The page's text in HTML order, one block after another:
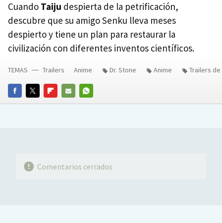
Cuando Taiju despierta de la petrificación,
descubre que su amigo Senku lleva meses
despierto y tiene un plan para restaurar la
civilización con diferentes inventos científicos.
FACEBOOKTWITTERFLIPBOARD
E-
WHATSAPP
TEMAS Trailers Anime Dr. Stone Anime Trailers
Comentarios cerrados